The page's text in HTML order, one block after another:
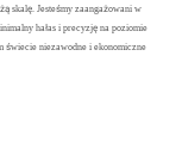
skalę. Jesteśmy zaangażowani w
hałas i precyzję na poziomie
świecie niezawodne i ekonomiczne